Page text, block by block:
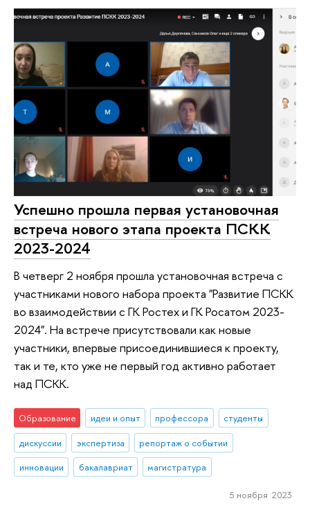
Успешно прошла первая установочная
встреча нового этапа проекта ПСКК
2023-2024
В четверг 2 ноября прошла установочная встреча с
участниками нового набора проекта "Развитие ПСКК
во взаимодействии с ГК Ростех и ГК Росатом 2023-
2024". На встрече присутствовали как новые
участники, впервые присоединившиеся к проекту,
так и те, кто уже не первый год активно работает
над ПСКК.
Образование идеи и опыт профессора
студенты
дискуссии
экспертиза
репортаж о событии
инновации
бакалавриат магистратура
5 ноября 2023